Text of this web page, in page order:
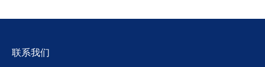
联系我们